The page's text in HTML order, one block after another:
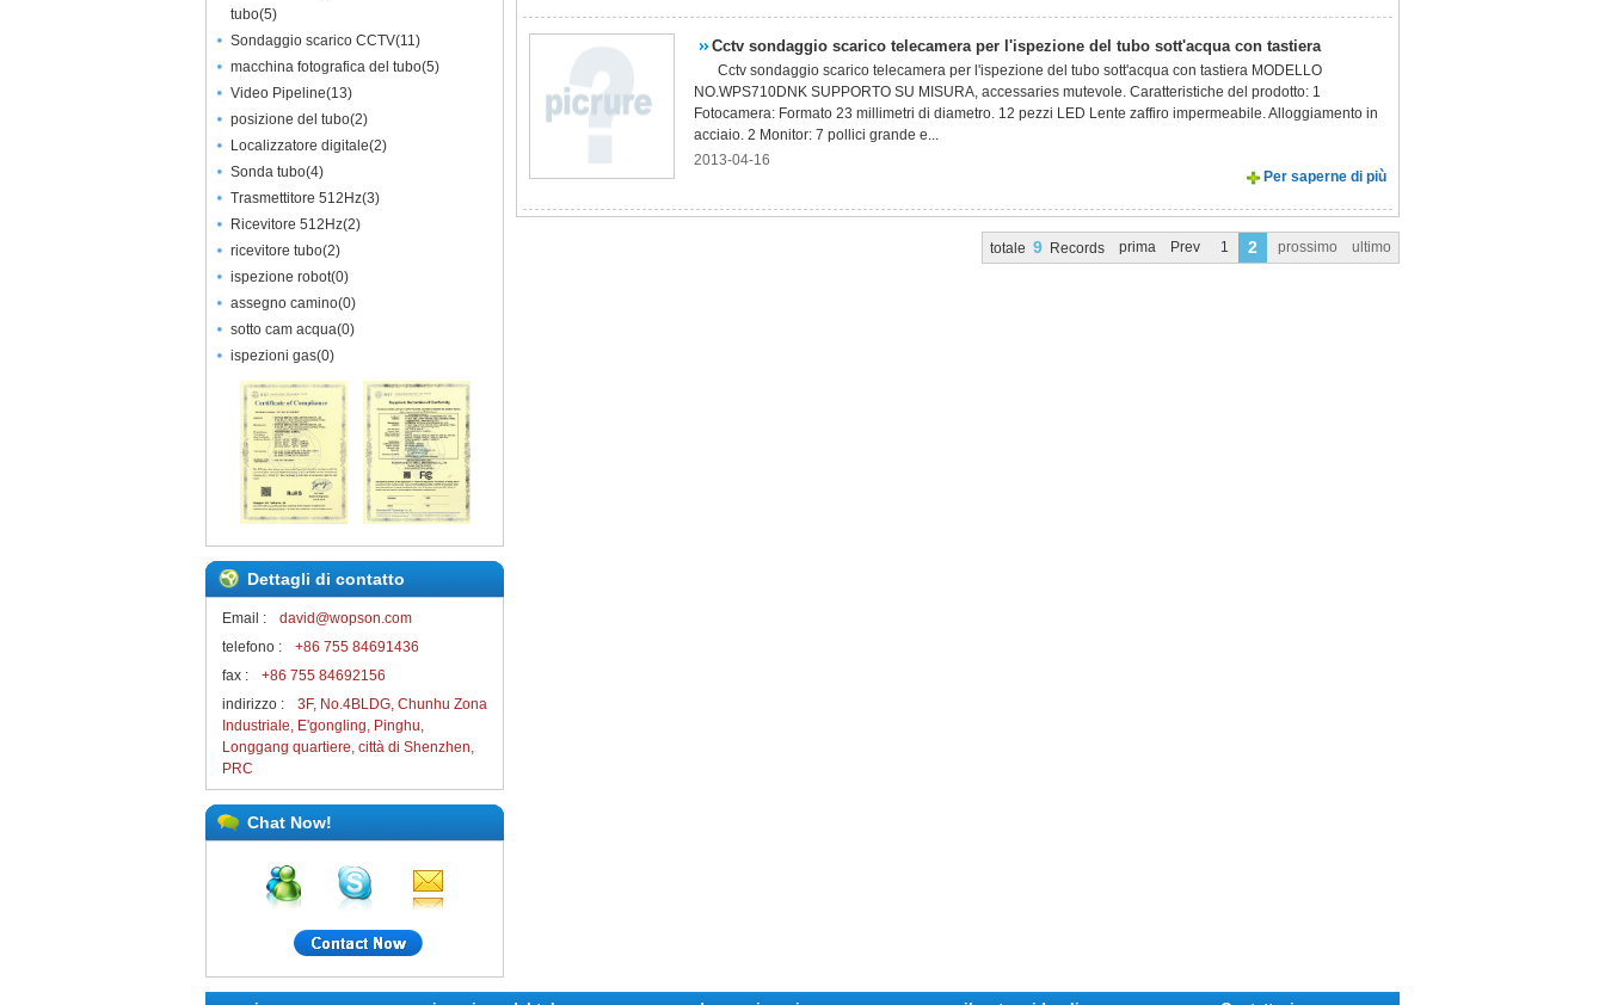
tubo(5)
Sondaggio scarico CCTV(11)
macchina fotografica del tubo(5)
Video Pipeline(13)
posizione del tubo(2)
Localizzatore digitale(2)
Sonda tubo(4)
Trasmettitore 512Hz(3)
Ricevitore 512Hz(2)
ricevitore tubo(2)
ispezione robot(0)
assegno camino(0)
sotto cam acqua(0)
ispezioni gas(0)
Dettagli di contatto
Email :
david@wopson.com
telefono :
+86 755 84691436
fax :
+86 755 84692156
indirizzo :
3F, No.4BLDG, Chunhu Zona
Industriale, E'gongling, Pinghu,
Longgang quartiere, città di Shenzhen,
PRC
Chat Now!
Cctv sondaggio scarico telecamera per l'ispezione del tubo sott'acqua con tastiera
Cctv sondaggio scarico telecamera per l'ispezione del tubo sott'acqua con tastiera MODELLO
NO.WPS710DNK SUPPORTO SU MISURA, accessaries mutevole. Caratteristiche del prodotto: 1
Fotocamera: Formato 23 millimetri di diametro. 12 pezzi LED Lente zaffiro impermeabile. Alloggiamento in
acciaio. 2 Monitor: 7 pollici grande e...
2013-04-16
Per saperne di più
totale 9 Records prima Prev 1 2 prossimo ultimo